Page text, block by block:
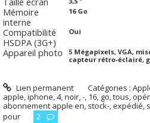
Mémoire
interne
16 Go
Compatibilité
HSDPA (3G+)
Oui
Appareil photo
5 Mégapixels, VGA,
capteur rétro-éclairé,
Lien permanent Catégories :
apple,iphone,4,noir,-, 16, go,tous,
abonnement apple en, stock-,expédié,
pour
2